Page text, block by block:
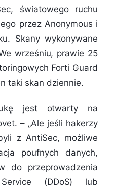
światowego ruchu
przez Anonymous i
Skany wykonywane
wrześniu, prawie 25
Forti Guard
taki skan dziennie.
jest otwarty na
– „Ale jeśli hakerzy
z AntiSec, możliwe
poufnych danych,
do przeprowadzenia
(DDoS) lub